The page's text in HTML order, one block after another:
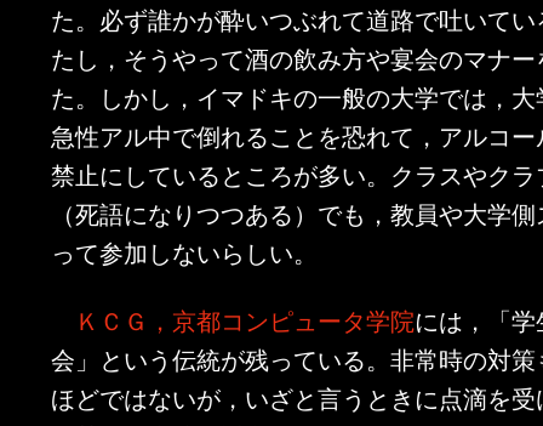
た。必ず誰かが酔いつぶれて道路で吐いて
たし，そうやって酒の飲み方や宴会のマナ
た。しかし，イマドキの一般の大学では，
急性アル中で倒れることを恐れて，アルコ
禁止にしているところが多い。クラスやク
（死語になりつつある）でも，教員や大学
って参加しないらしい。
ＫＣＧ，京都コンピュータ学院には，「
会」という伝統が残っている。非常時の対
ほどではないが，いざと言うときに点滴を